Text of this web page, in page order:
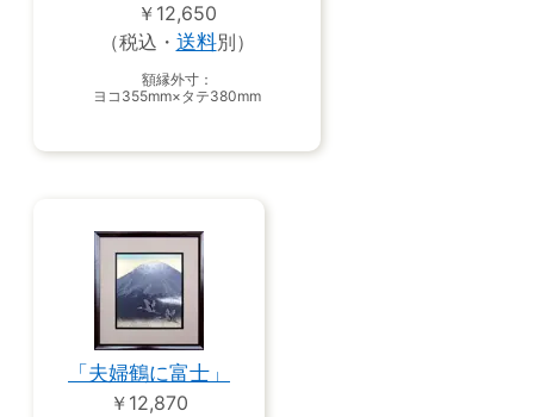
￥12,650
（税込・ 送料別）
額縁外寸：
ヨコ355mm×タテ380mm
「夫婦鶴に富士」
￥12,870